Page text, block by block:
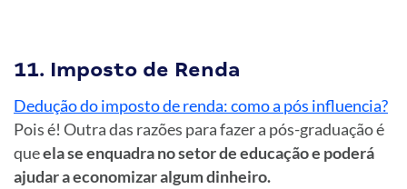
11. Imposto de Renda
Dedução do imposto de renda: como a pós influencia?
Pois é! Outra das razões para fazer a pós-graduação é
queela se enquadra no setor de educação e poderá
ajudar a economizar algum dinheiro.